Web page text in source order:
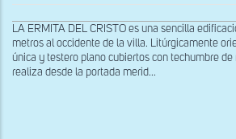
LA ERMITA DEL CRISTO es una sencilla
metros al occidente de la villa. Litúrgicamente
única y testero plano cubiertos con techumbre de
realiza desde la portada merid...